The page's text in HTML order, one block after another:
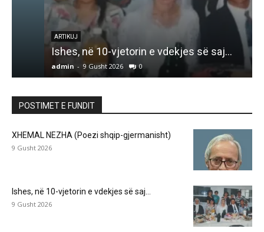
Ishes, në 10-vjetorin e vdekjes së saj…
9 Gusht 2026 0
POSTIMET E FUNDIT
XHEMAL NEZHA (Poezi shqip-gjermanisht)
9 Gusht 2026
Ishes, në 10-vjetorin e vdekjes së saj…
9 Gusht 2026